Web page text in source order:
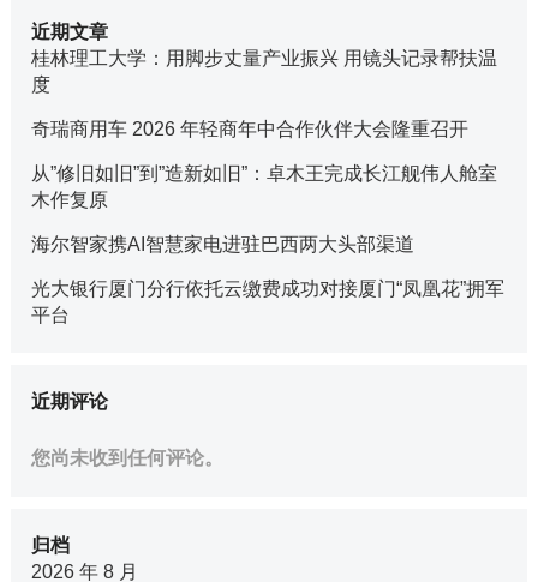
近期文章
桂林理工大学：用脚步丈量产业振兴 用镜头记录帮扶温
度
奇瑞商用车 2026 年轻商年中合作伙伴大会隆重召开
从”修旧如旧”到”造新如旧”：卓木王完成长江舰伟人舱室
木作复原
海尔智家携AI智慧家电进驻巴西两大头部渠道
光大银行厦门分行依托云缴费成功对接厦门“凤凰花”拥军
平台
近期评论
您尚未收到任何评论。
归档
2026 年 8 月